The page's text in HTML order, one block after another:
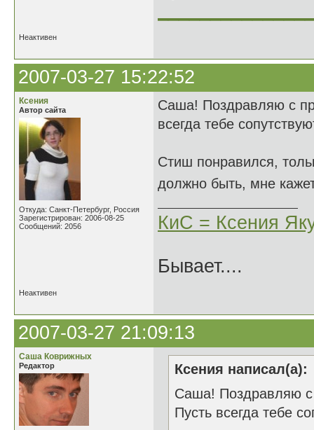
Неактивен
2007-03-27 15:22:52
Ксения
Автор сайта
Откуда: Санкт-Петербург, Россия
Зарегистрирован: 2006-08-25
Сообщений: 2056
Саша! Поздравляю с
всегда тебе
Стиш понравился,
должно быть, мне
КиС = Ксения
Бывает....
Неактивен
2007-03-27 21:09:13
Саша Коврижных
Редактор
Ксения написал(а):
Саша! Поздравляю с
Пусть всегда тебе